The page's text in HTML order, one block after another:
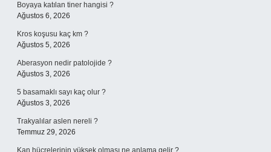
Boyaya katılan tiner hangisi ?
Ağustos 6, 2026
Kros koşusu kaç km ?
Ağustos 5, 2026
Aberasyon nedir patolojide ?
Ağustos 3, 2026
5 basamaklı sayı kaç olur ?
Ağustos 3, 2026
Trakyalılar aslen nereli ?
Temmuz 29, 2026
Kan hücrelerinin yüksek olması ne anlama gelir ?